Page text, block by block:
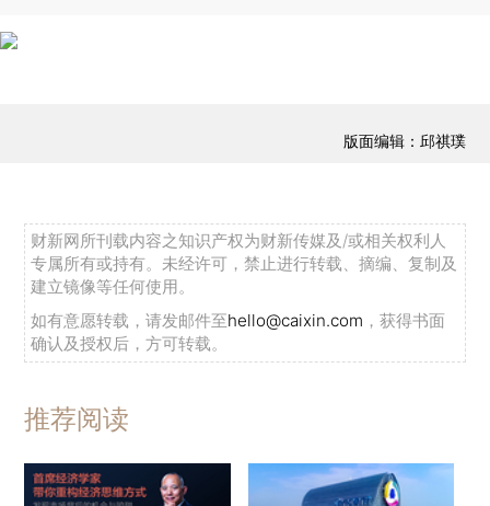
版面编辑：邱祺璞
财新网所刊载内容之知识产权为财新传媒及/或相关权利人
专属所有或持有。未经许可，禁止进行转载、摘编、复制及
建立镜像等任何使用。
如有意愿转载，请发邮件至hello@caixin.com ，获得书面
确认及授权后，方可转载。
推荐阅读